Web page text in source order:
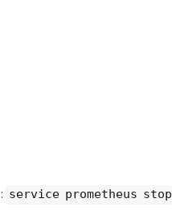
service prometheus stop